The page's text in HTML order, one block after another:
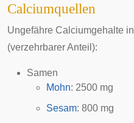
Calciumquellen
Ungefähre Calciumgehalte in
(verzehrbarer Anteil):
Samen
Mohn: 2500 mg
Sesam: 800 mg